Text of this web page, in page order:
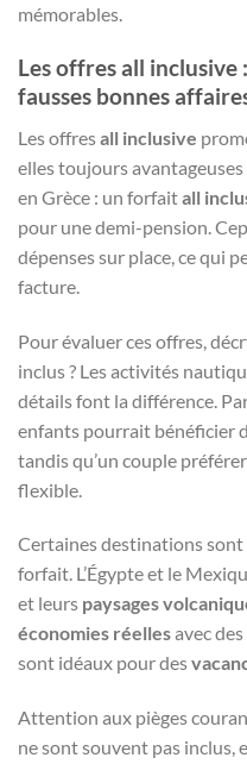
mémorables.
Les offres all inclusive
fausses bonnes
Les offresall inclusive
elles toujours avantageuses
en Grèce : un forfaitall
pour une demi-pension.
dépenses sur place, ce qui
facture.
Pour évaluer ces offres,
inclus ? Les activités
détails font la différence.
enfants pourrait bénéficier
tandis qu’un couple
flexible.
Certaines destinations sont
forfait. L’Égypte et le
et leurs paysages
économies réellesavec
sont idéaux pour des
Attention aux pièges
ne sont souvent pas